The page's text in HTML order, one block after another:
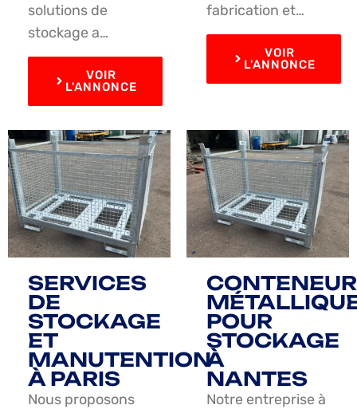
solutions de
stockage a…
VOIR
L'ANNONCE
fabrication et…
VOIR
L'ANNONCE
SERVICES
DE
STOCKAGE
ET
MANUTENTION
À PARIS
Nous proposons
POUR
STOCKAGE
À
NANTES
Notre entreprise à